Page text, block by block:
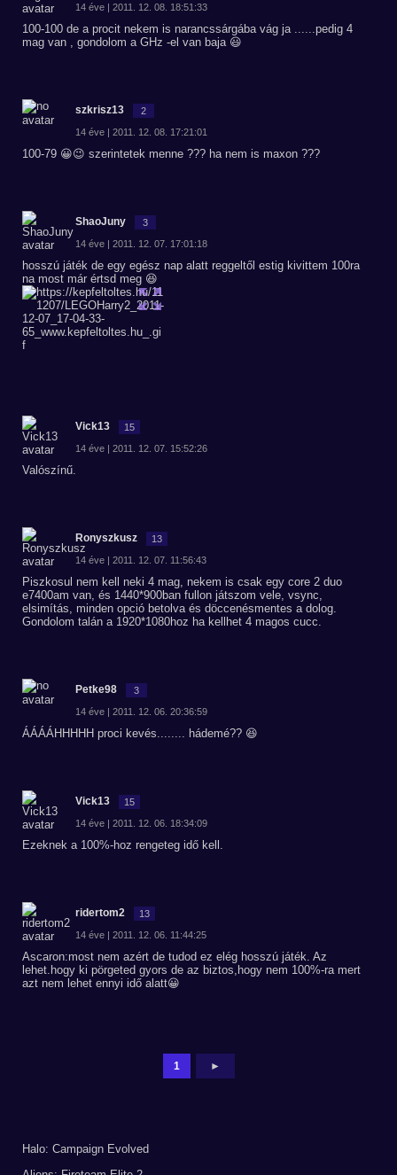
14 éve | 2011. 12. 08. 18:51:33
100-100 de a procit nekem is narancssárgába vág ja ......pedig 4
mag van , gondolom a GHz -el van baja 😃
szkrisz13 2
14 éve | 2011. 12. 08. 17:21:01
100-79 😀😉 szerintetek menne ??? ha nem is maxon ???
ShaoJuny 3
14 éve | 2011. 12. 07. 17:01:18
hosszú játék de egy egész nap alatt reggeltől estig kivittem 100ra
na most már értsd meg 😆
Vick13 15
14 éve | 2011. 12. 07. 15:52:26
Valószínű.
Ronyszkusz 13
14 éve | 2011. 12. 07. 11:56:43
Piszkosul nem kell neki 4 mag, nekem is csak egy core 2 duo
e7400am van, és 1440*900ban fullon játszom vele, vsync,
elsimítás, minden opció betolva és döccenésmentes a dolog.
Gondolom talán a 1920*1080hoz ha kellhet 4 magos cucc.
Petke98 3
14 éve | 2011. 12. 06. 20:36:59
ÁÁÁÁHHHHH proci kevés........ hádemé?? 😆
Vick13 15
14 éve | 2011. 12. 06. 18:34:09
Ezeknek a 100%-hoz rengeteg idő kell.
ridertom2 13
14 éve | 2011. 12. 06. 11:44:25
Ascaron:most nem azért de tudod ez elég hosszú játék. Az
lehet.hogy ki pörgeted gyors de az biztos,hogy nem 100%-ra mert
azt nem lehet ennyi idő alatt😀
1 ►
Halo: Campaign Evolved